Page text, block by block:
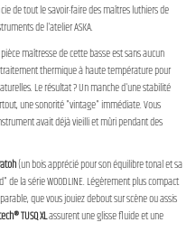
de tout le savoir-faire des maîtres luthiers de
de l'atelier ASKA.
maîtresse de cette basse est sans aucun
traitement thermique à haute température pour
Le résultat ? Un manche d'une stabilité
une sonorité "vintage" immédiate. Vous
avait déjà vieilli et mûri pendant des
(un bois apprécié pour son équilibre tonal et sa
la série WOODLINE. Légèrement plus compact
que vous jouiez debout sur scène ou assis
TUSQ XLassurent une glisse fluide et une